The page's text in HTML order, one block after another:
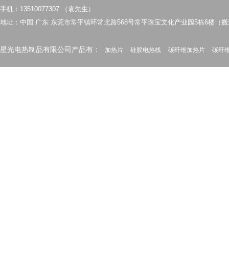
手机：13510077307 （袁先生）
地址：中国 广东 东莞市常平镇环常北路568号常平珠宝文化产业园5栋6楼（
星光电热制品有限公司产品有： 加热片 硅胶电热线 碳纤维加热片 碳纤